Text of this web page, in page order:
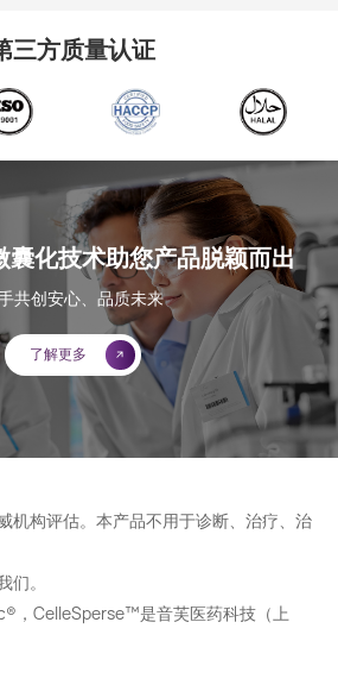
三方质量认证
化技术助您产品脱颖而出
共创安心、品质未来
了解更多
机构评估。本产品不用于诊断、治疗、治
。
，CelleSperse™是音芙医药科技（上